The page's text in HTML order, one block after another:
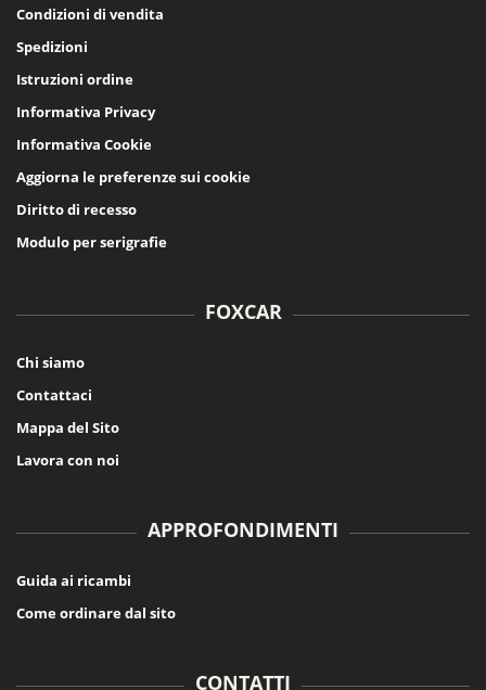
Condizioni di vendita
Spedizioni
Istruzioni ordine
Informativa Privacy
Informativa Cookie
Aggiorna le preferenze sui cookie
Diritto di recesso
Modulo per serigrafie
FOXCAR
Chi siamo
Contattaci
Mappa del Sito
Lavora con noi
APPROFONDIMENTI
Guida ai ricambi
Come ordinare dal sito
CONTATTI